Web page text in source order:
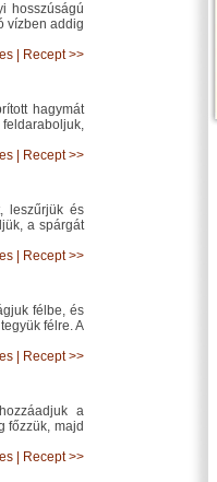
hosszúságú
vízben addig
Recept >>
hagymát
Recept >>
leszűrjük és
a spárgát
Recept >>
félbe, és
félre. A
Recept >>
a
főzzük, majd
Recept >>